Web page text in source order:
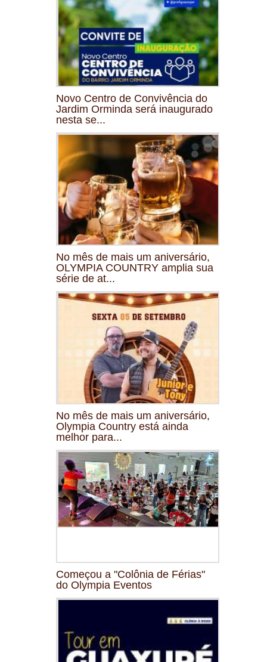
Novo Centro de Convivência do
Jardim Orminda será inaugurado
nesta se...
No mês de mais um aniversário,
OLYMPIA COUNTRY amplia sua
série de at...
No mês de mais um aniversário,
Olympia Country está ainda
melhor para...
Começou a "Colônia de Férias"
do Olympia Eventos